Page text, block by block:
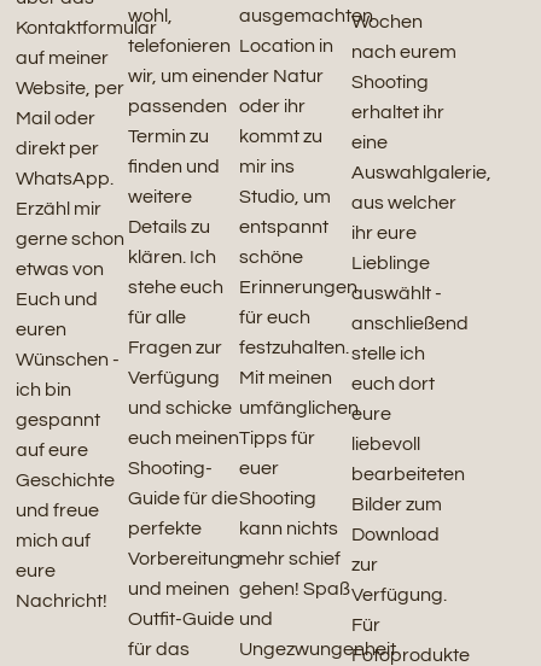
Kontaktformular
auf meiner
Website, per
Mail oder
direkt per
WhatsApp.
Erzähl mir
gerne schon
etwas von
Euch und
euren
Wünschen -
ich bin
gespannt
auf eure
Geschichte
und freue
mich auf
eure
Nachricht!
wohl,
telefonieren
wir, um einen
passenden
Termin zu
finden und
weitere
Details zu
klären. Ich
stehe euch
für alle
Fragen zur
Verfügung
und schicke
euch meinen
Shooting-
Guide für die
perfekte
Vorbereitung
und meinen
Outfit-Guide
für das
ausgemachten
Location in
der Natur
oder ihr
kommt zu
mir ins
Studio, um
entspannt
schöne
Erinnerungen
für euch
festzuhalten.
Mit meinen
umfänglichen
Tipps für
euer
Shooting
kann nichts
mehr schief
gehen! Spaß
und
Ungezwungenheit
Wochen
nach eurem
Shooting
erhaltet ihr
eine
Auswahlgalerie,
aus welcher
ihr eure
Lieblinge
auswählt -
anschließend
stelle ich
euch dort
eure
liebevoll
bearbeiteten
Bilder zum
Download
zur
Verfügung.
Für
Fotoprodukte